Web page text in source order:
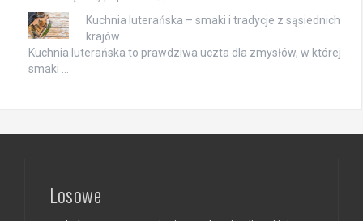
Kuchnia luterańska – smaki i tradycje z sąsiednich
krajów
Kuchnia luterańska to prawdziwa uczta dla zmysłów, w której
smaki …
Losowe